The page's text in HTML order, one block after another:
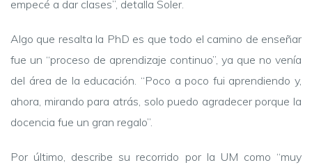
empecé a dar clases”, detalla Soler.
Algo que resalta la PhD es que todo el camino de enseñar
fue un “proceso de aprendizaje continuo”, ya que no venía
del área de la educación. “Poco a poco fui aprendiendo y,
ahora, mirando para atrás, solo puedo agradecer porque la
docencia fue un gran regalo”.
Por último, describe su recorrido por la UM como “muy